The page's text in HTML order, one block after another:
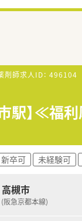
剤師求人ID： 496104
駅】≪福
新卒可 未経験可
槻市
阪急京都本線)